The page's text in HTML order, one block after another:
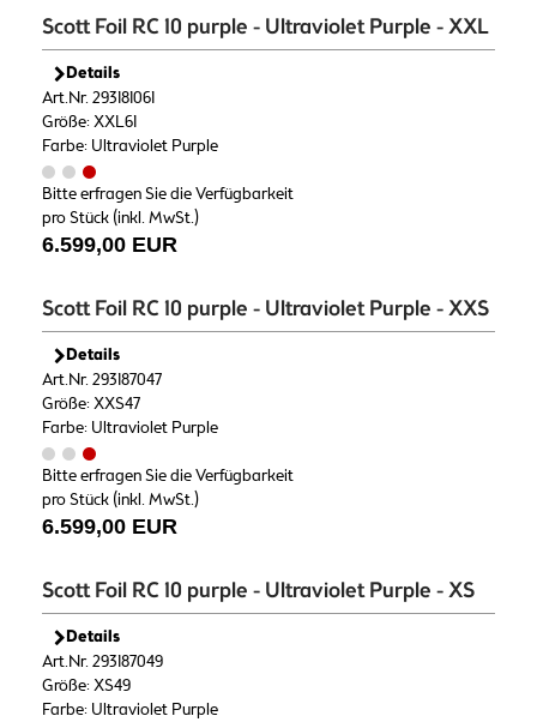
Scott Foil RC 10 purple - Ultraviolet Purple - XXL
Details
Art.Nr. 293181061
Größe: XXL61
Farbe: Ultraviolet Purple
Bitte erfragen Sie die Verfügbarkeit
pro Stück (inkl. MwSt.)
6.599,00 EUR
Scott Foil RC 10 purple - Ultraviolet Purple - XXS
Details
Art.Nr. 293187047
Größe: XXS47
Farbe: Ultraviolet Purple
Bitte erfragen Sie die Verfügbarkeit
pro Stück (inkl. MwSt.)
6.599,00 EUR
Scott Foil RC 10 purple - Ultraviolet Purple - XS
Details
Art.Nr. 293187049
Größe: XS49
Farbe: Ultraviolet Purple